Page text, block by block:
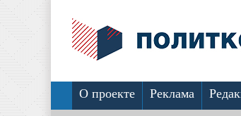
О проекте Реклама